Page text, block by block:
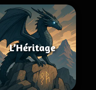
L’Héritage